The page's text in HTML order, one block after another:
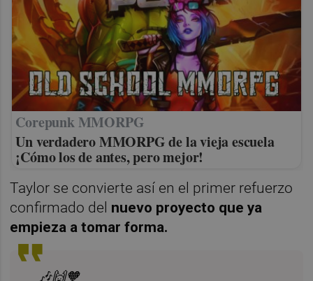
Corepunk MMORPG
Un verdadero MMORPG de la vieja escuela
¡Cómo los de antes, pero mejor!
Taylor se convierte así en el primer refuerzo
confirmado del nuevo proyecto que ya
empieza a tomar forma.
🎶🙌🧡